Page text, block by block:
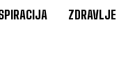
ZDRAVLJE